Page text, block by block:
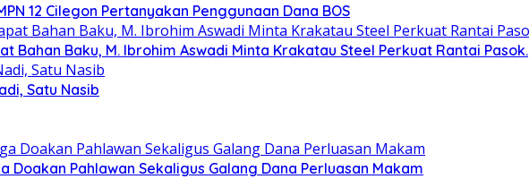
12 Cilegon Pertanyakan Penggunaan Dana BOS
Bahan Baku, M. Ibrohim Aswadi Minta Krakatau Steel Perkuat Rantai Pasok.
Satu Nasib
Pahlawan Sekaligus Galang Dana Perluasan Makam